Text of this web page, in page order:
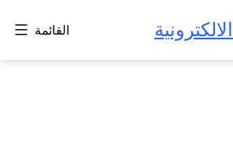
القائمة